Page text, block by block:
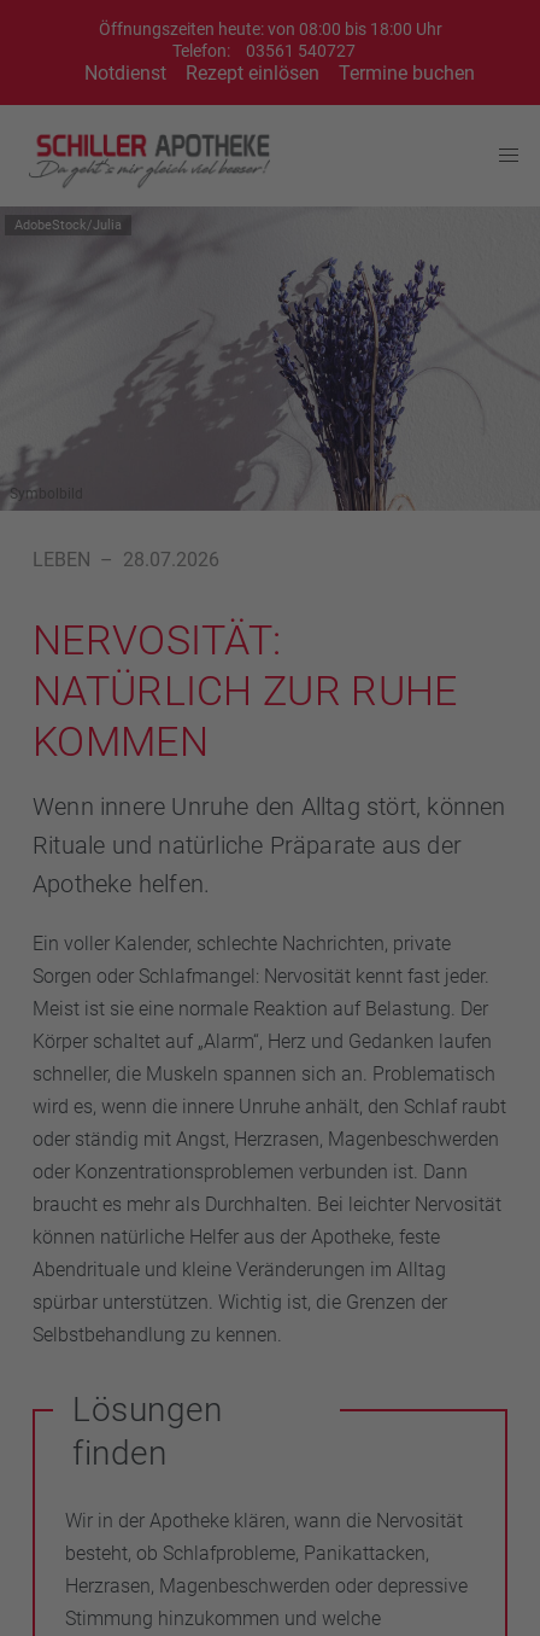
Öffnungszeiten heute: von 08:00 bis 18:00 Uhr
Telefon:
03561 540727
Notdienst Rezept einlösen Termine buchen
AdobeStock/Julia
Symbolbild
LEBEN – 28.07.2026
NERVOSITÄT:
NATÜRLICH ZUR RUHE
KOMMEN
Wenn innere Unruhe den Alltag stört, können
Rituale und natürliche Präparate aus der
Apotheke helfen.
Ein voller Kalender, schlechte Nachrichten, private
Sorgen oder Schlafmangel: Nervosität kennt fast jeder.
Meist ist sie eine normale Reaktion auf Belastung. Der
Körper schaltet auf „Alarm“, Herz und Gedanken laufen
schneller, die Muskeln spannen sich an. Problematisch
wird es, wenn die innere Unruhe anhält, den Schlaf raubt
oder ständig mit Angst, Herzrasen, Magenbeschwerden
oder Konzentrationsproblemen verbunden ist. Dann
braucht es mehr als Durchhalten. Bei leichter Nervosität
können natürliche Helfer aus der Apotheke, feste
Abendrituale und kleine Veränderungen im Alltag
spürbar unterstützen. Wichtig ist, die Grenzen der
Selbstbehandlung zu kennen.
Lösungen
finden
Wir in der Apotheke klären, wann die Nervosität
besteht, ob Schlafprobleme, Panikattacken,
Herzrasen, Magenbeschwerden oder depressive
Stimmung hinzukommen und welche